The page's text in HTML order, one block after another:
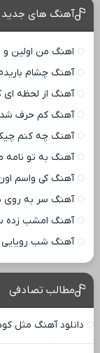
آهنگ های جدید
اهنگ من اولین و
آهنگ چشام
آهنگ از لحظه ای
آهنگ کم حرف
آهنگ چه کنم
آهنگ به تو نامه
آهنگ کی واسم
آهنگ سر به روی
آهنگ امشب زده
آهنگ شب رویایی
مطالب تصادفی
دانلود آهنگ مثل